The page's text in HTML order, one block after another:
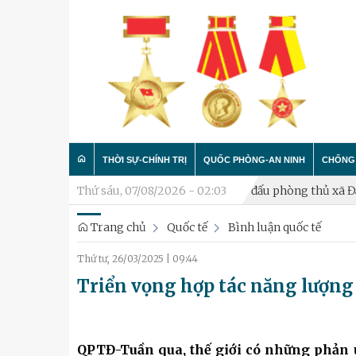
THỜI SỰ-CHÍNH TRỊ
Trong nước
Quân đội
Luận bàn
QUỐC PHÒNG-AN NINH
Công tác Đảng - Công tác
Xây dựng đơn vị
Thứ sáu, 07/08/2026 - 02:03
Khai mạc diễn tập chiến đấu phòng thủ xã Đại Thanh
Trang chủ Quốc tế Bình luận quốc tế
Thứ tư, 26/03/2025 09:44
Triển vọng hợp tác năng
QPTĐ-Tuần qua, thế giới có những